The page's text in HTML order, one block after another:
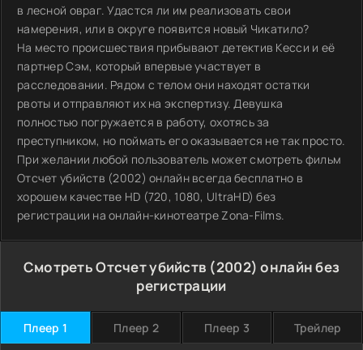
в лесной овраг. Удастся ли им реализовать свои
намерения, или в округе появится новый Чикатило?
На место происшествия прибывают детектив Кесси и её
партнер Сэм, который впервые участвует в
расследовании. Рядом с телом они находят остатки
рвоты и отправляют их на экспертизу. Девушка
полностью погружается в работу, охотясь за
преступником, но поймать его оказывается не так просто.
При желании любой пользователь может смотреть фильм
Отсчет убийств (2002) онлайн всегда бесплатно в
хорошем качестве HD (720, 1080, UltraHD) без
регистрации на онлайн-кинотеатре Zona-Films.
Смотреть Отсчет убийств (2002) онлайн без
регистрации
Плеер 1 Плеер 2 Плеер 3 Трейлер